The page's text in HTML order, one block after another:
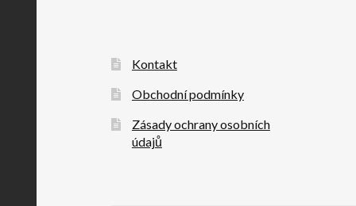
Kontakt
Obchodní podmínky
Zásady ochrany osobních
údajů